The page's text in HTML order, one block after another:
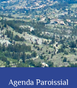
Agenda Paroissial